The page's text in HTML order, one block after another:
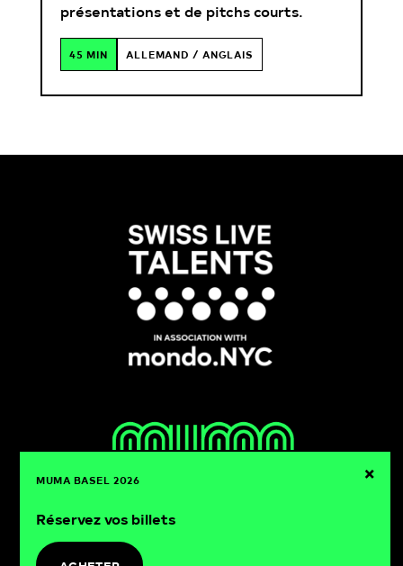
présentations et de pitchs courts.
45 MIN ALLEMAND / ANGLAIS
muma basel
×
MUMA BASEL 2026
Réservez vos billets